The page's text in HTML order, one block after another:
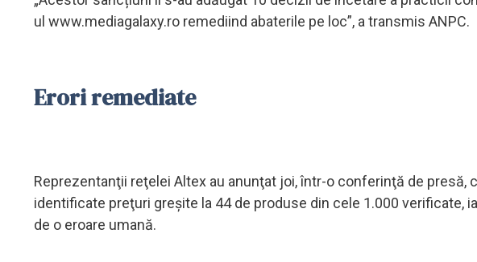
ul www.mediagalaxy.ro remediind abaterile pe loc”, a transmis ANPC.
Erori remediate
Reprezentanţii reţelei Altex au anunţat joi, într-o conferinţă de
identificate preţuri greşite la 44 de produse din cele 1.000 verificate,
de o eroare umană.